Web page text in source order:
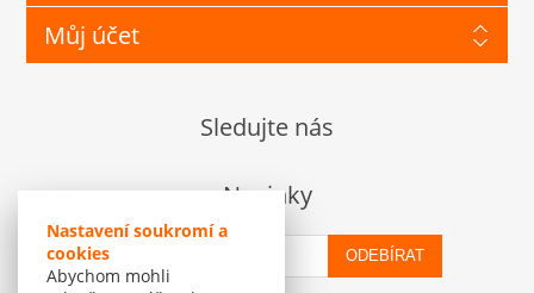
Nastavení soukromí a
cookies
Abychom mohli
Můj účet
Sledujte nás
Novinky
ODEBÍRAT